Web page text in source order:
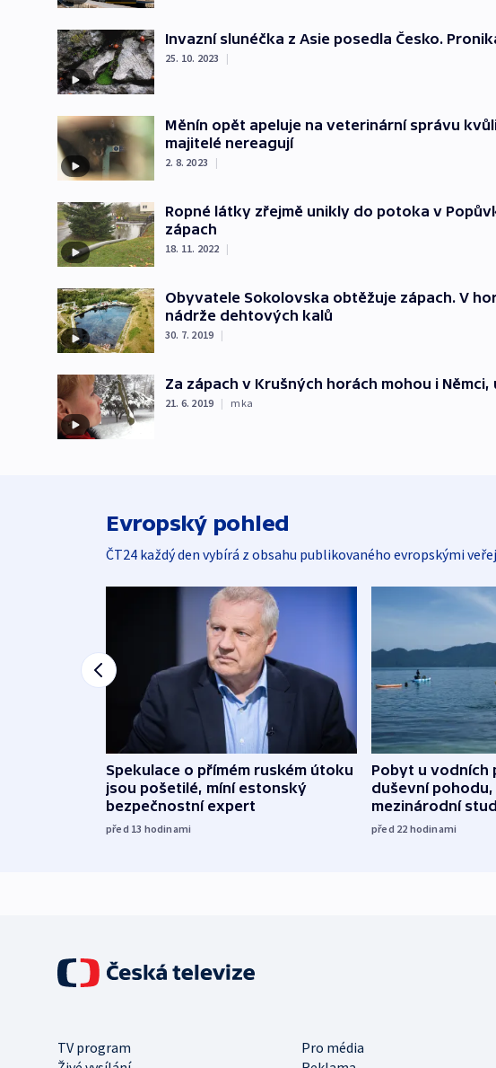
Invazní slunéčka z Asie posedla Česko.
25. 10. 2023 |
Měnín opět apeluje na veterinární správu
majitelé nereagují
2. 8. 2023 |
Ropné látky zřejmě unikly do potoka v
zápach
18. 11. 2022 |
Obyvatele Sokolovska obtěžuje zápach. V
nádrže dehtových kalů
30. 7. 2019 |
Za zápach v Krušných horách mohou i
21. 6. 2019 | mka
Evropský pohled
ČT24 každý den vybírá z obsahu publikovaného evropskými
Spekulace o přímém ruském útoku
jsou pošetilé, míní estonský
bezpečnostní expert
před 13 hodinami
Pobyt u vodních
duševní pohodu,
mezinárodní
před 22 hodinami
TV program
Pro média